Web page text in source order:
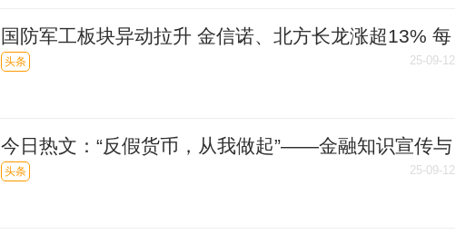
国防军工板块异动拉升 金信诺、北方长龙涨超13% 每
日报道
头条 25-09-12
今日热文：“反假货币，从我做起”——金融知识宣传与
服务双落地
头条 25-09-12